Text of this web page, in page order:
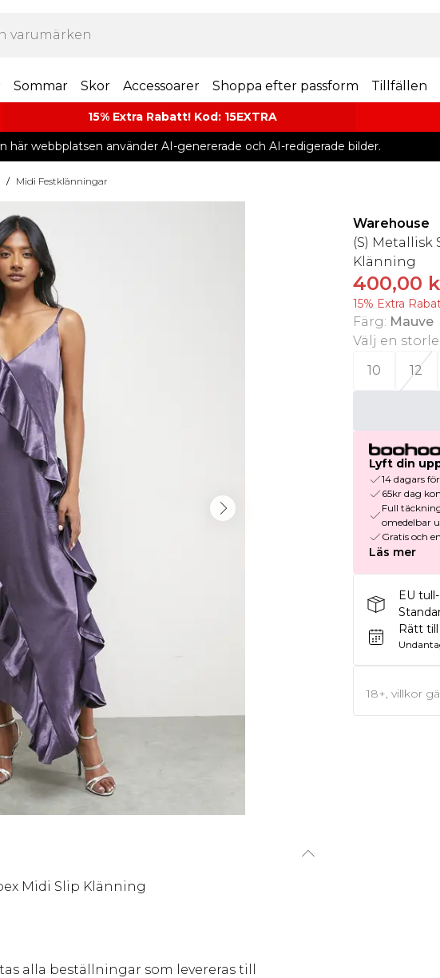
Sommar Skor Accessoarer Shoppa efter passform Tillfällen
15% Extra Rabatt! Kod: 15EXTRA
här webbplatsen använder AI-genererade och AI-redigerade bilder.
/ Midi Festklänningar
Midi Slip Klänning
alla beställningar som levereras till
Warehouse
(S) Metallisk
Klänning
400,00
15% Extra
Färg: Mauve
Välj en
10
12
Lyft din
14 dagars
65kr dag
Full
omedelbar
Gratis och
Läs mer
EU
Rätt
18+, villkor